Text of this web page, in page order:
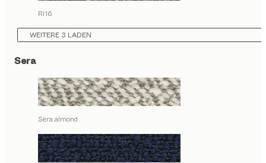
RI16
WEITERE 3 LADEN
Sera
Sera almond